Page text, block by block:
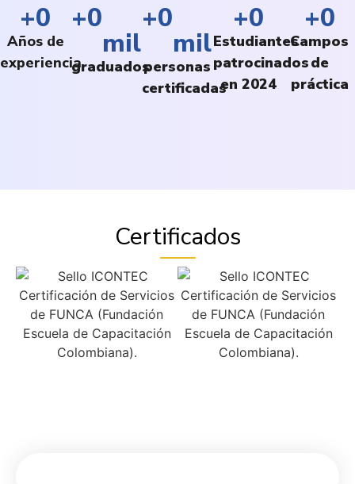
+0
Años de
experiencia
+0
mil
graduados
+0
mil
personas
certificadas
+0
Estudiantes
patrocinados
en 2024
+0
Campos
de
práctica
Certificados